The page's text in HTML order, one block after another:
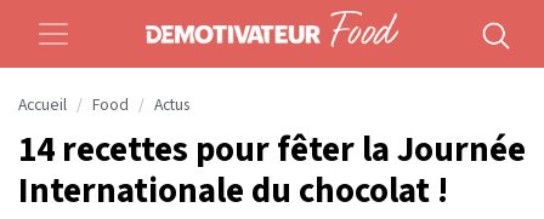
Accueil Food Actus
14 recettes pour fêter la Journée
Internationale du chocolat !